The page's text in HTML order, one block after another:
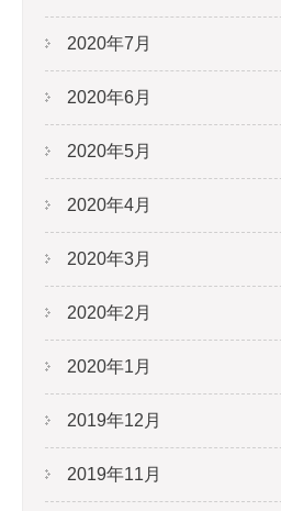
2020年7月
2020年6月
2020年5月
2020年4月
2020年3月
2020年2月
2020年1月
2019年12月
2019年11月